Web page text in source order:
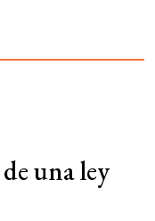
una ley